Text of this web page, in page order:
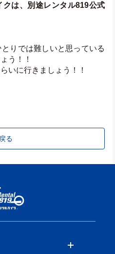
は、別途レンタル819公式
りでは難しいと思っている
う！！
いに行きましょう！！
戻る